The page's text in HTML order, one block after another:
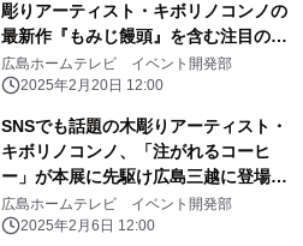
彫りアーティスト・キボリノコンノの
最新作『もみじ饅頭』を含む注目の作
品が、イベントに先駆けて先行展示！
広島ホームテレビ イベント開発部
2025年2月20日 12:00
SNSでも話題の木彫りアーティスト・
キボリノコンノ、「注がれるコーヒ
ー」が本展に先駆け広島三越に登場！
（特別無料展示）
広島ホームテレビ イベント開発部
2025年2月6日 12:00